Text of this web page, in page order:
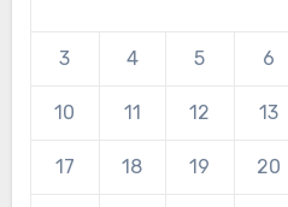
3 4 5 6
10 11 12 13
17 18 19 20